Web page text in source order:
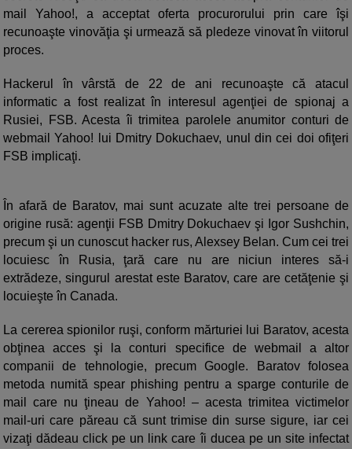
mail Yahoo!, a acceptat oferta procurorului prin care îşi
recunoaşte vinovăţia şi urmează să pledeze vinovat în viitorul
proces.
Hackerul în vârstă de 22 de ani recunoaşte că atacul
informatic a fost realizat în interesul agenţiei de spionaj a
Rusiei, FSB. Acesta îi trimitea parolele anumitor conturi de
webmail Yahoo! lui Dmitry Dokuchaev, unul din cei doi ofiţeri
FSB implicaţi.
În afară de Baratov, mai sunt acuzate alte trei persoane de
origine rusă: agenţii FSB Dmitry Dokuchaev şi Igor Sushchin,
precum şi un cunoscut hacker rus, Alexsey Belan. Cum cei trei
locuiesc în Rusia, ţară care nu are niciun interes să-i
extrădeze, singurul arestat este Baratov, care are cetăţenie şi
locuieşte în Canada.
La cererea spionilor ruşi, conform mărturiei lui Baratov, acesta
obţinea acces şi la conturi specifice de webmail a altor
companii de tehnologie, precum Google. Baratov folosea
metoda numită spear phishing pentru a sparge conturile de
mail care nu ţineau de Yahoo! – acesta trimitea victimelor
mail-uri care păreau că sunt trimise din surse sigure, iar cei
vizaţi dădeau click pe un link care îi ducea pe un site infectat